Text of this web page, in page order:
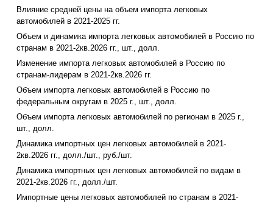
Влияние средней цены на объем импорта легковых
автомобилей в 2021-2025 гг.
Объем и динамика импорта легковых автомобилей в Россию по
странам в 2021-2кв.2026 гг., шт., долл.
Изменение импорта легковых автомобилей в Россию по
странам-лидерам в 2021-2кв.2026 гг.
Объем импорта легковых автомобилей в Россию по
федеральным округам в 2025 г., шт., долл.
Объем импорта легковых автомобилей по регионам в 2025 г.,
шт., долл.
Динамика импортных цен легковых автомобилей в 2021-
2кв.2026 гг., долл./шт., руб./шт.
Динамика импортных цен легковых автомобилей по видам в
2021-2кв.2026 гг., долл./шт.
Импортные цены легковых автомобилей по странам в 2021-